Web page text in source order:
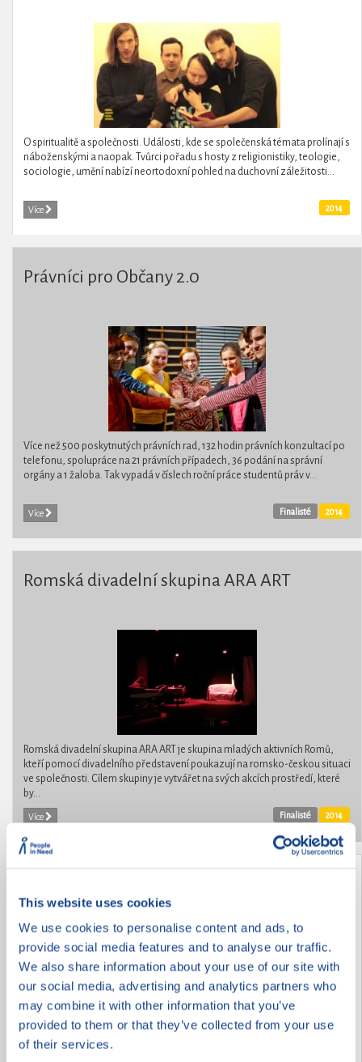
This website uses cookies
We use cookies to personalise content and ads, to
provide social media features and to analyse our traffic.
We also share information about your use of our site with
our social media, advertising and analytics partners who
may combine it with other information that you’ve
provided to them or that they’ve collected from your use
of their services.
O spiritualitě a společnosti. Události, kde se společenská témata prolínají s
náboženskými a naopak. Tvůrci pořadu s hosty z religionistiky, teologie,
sociologie, umění nabízí neortodoxní pohled na duchovní záležitosti...
Více 2014
Právníci pro Občany 2.0
Více než 500 poskytnutých právních rad, 132 hodin právních konzultací po
telefonu, spolupráce na 21 právních případech, 36 podání na správní
orgány a 1 žaloba. Tak vypadá v číslech roční práce studentů práv v...
Více 2014
Finalisté
Romská divadelní skupina ARA ART
Romská divadelní skupina ARA ART je skupina mladých aktivních Romů,
kteří pomocí divadelního představení poukazují na romsko-českou situaci
ve společnosti. Cílem skupiny je vytvářet na svých akcích prostředí, které
by...
Více 2014
Finalisté